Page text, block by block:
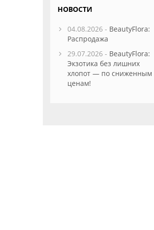
НОВОСТИ
04.08.2026 - BeautyFlora:
Распродажа
29.07.2026 - BeautyFlora:
Экзотика без лишних
хлопот — по сниженным
ценам!